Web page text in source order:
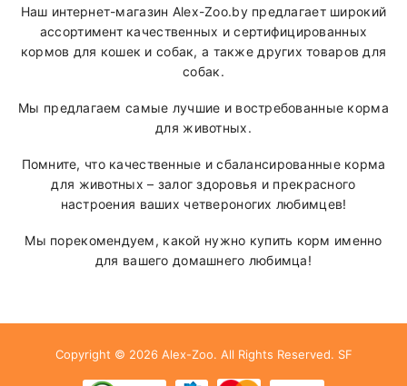
Наш интернет-магазин Alex-Zoo.by предлагает широкий
ассортимент качественных и сертифицированных
кормов для кошек и собак, а также других товаров для
собак.
Мы предлагаем самые лучшие и востребованные корма
для животных.
Помните, что качественные и сбалансированные корма
для животных – залог здоровья и прекрасного
настроения ваших четвероногих любимцев!
Мы порекомендуем, какой нужно купить корм именно
для вашего домашнего любимца!
Copyright © 2026 Alex-Zoo. All Rights Reserved. SF